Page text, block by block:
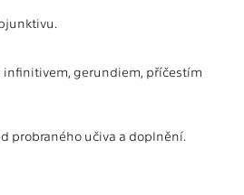
infinitivem, gerundiem, příčestím
probraného učiva a doplnění.